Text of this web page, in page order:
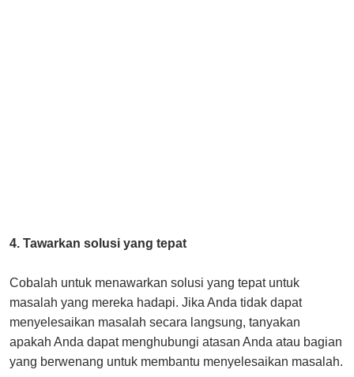
4. Tawarkan solusi yang tepat
Cobalah untuk menawarkan solusi yang tepat untuk
masalah yang mereka hadapi. Jika Anda tidak dapat
menyelesaikan masalah secara langsung, tanyakan
apakah Anda dapat menghubungi atasan Anda atau bagian
yang berwenang untuk membantu menyelesaikan masalah.